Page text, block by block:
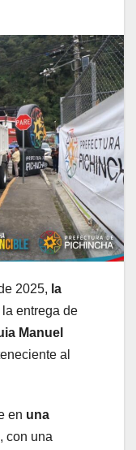
2025, la
entrega de
Manuel
al
en una
, con una